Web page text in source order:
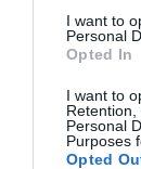
I want to
Personal
Opted In
I want to
Personal
Purposes
Opted